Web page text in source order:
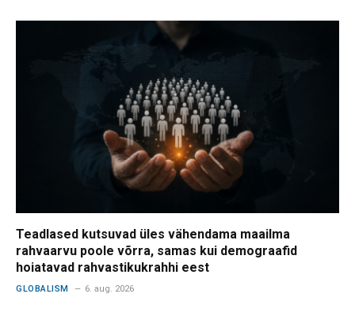
Teadlased kutsuvad üles vähendama maailma
rahvaarvu poole võrra, samas kui demograafid
hoiatavad rahvastikukrahhi eest
GLOBALISM 6. aug. 2026